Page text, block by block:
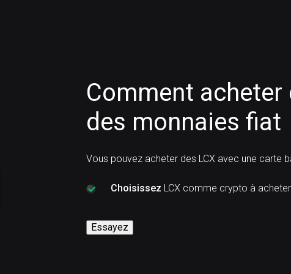
Comment acheter
des monnaies fiat
Vous pouvez acheter des LCX avec une carte
Choisissez LCX comme crypto à
Essayez